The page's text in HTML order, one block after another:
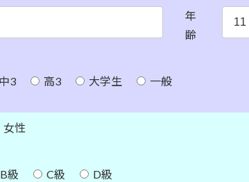
年
齢
中3 高3 大学生 一般
女性
B級 C級 D級